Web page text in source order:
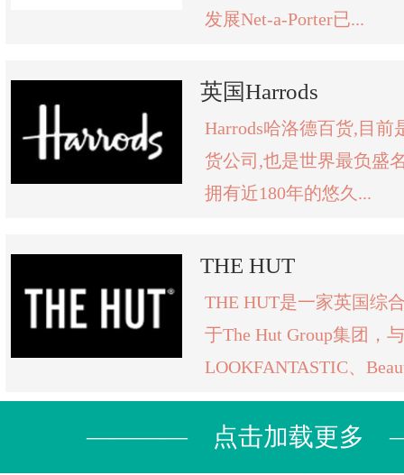
发展Net-a-Porter已...
英国Harrods
Harrods哈洛德百货,目前
货公司,也是世界最负盛
拥有近180年的悠久...
THE HUT
THE HUT是一家英国综
于The Hut Group集团，与
LOOKFANTASTIC、
———— 点击加载更